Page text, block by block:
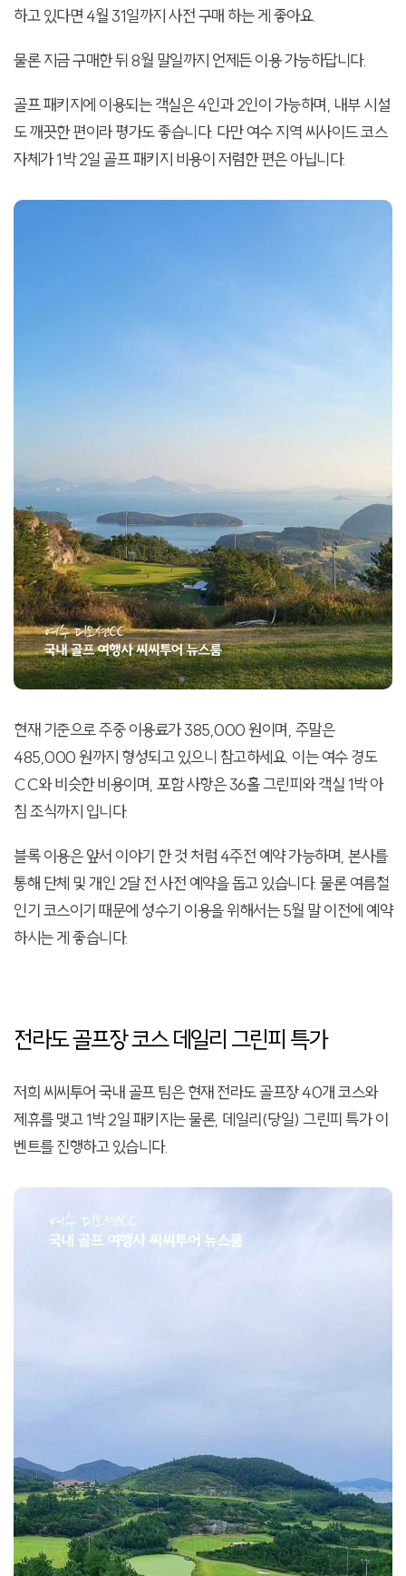
하고 있다면 4월 31일까지 사전 구매 하는 게 좋아요.
물론 지금 구매한 뒤 8월 말일까지 언제든 이용 가능하답니다.
골프 패키지에 이용되는 객실은 4인과 2인이 가능하며, 내부 시설
도 깨끗한 편이라 평가도 좋습니다. 다만 여수 지역 씨사이드 코스
자체가 1박 2일 골프 패키지 비용이 저렴한 편은 아닙니다.
현재 기준으로 주중 이용료가 385,000 원이며, 주말은
485,000 원까지 형성되고 있으니 참고하세요. 이는 여수 경도
CC와 비슷한 비용이며, 포함 사항은 36홀 그린피와 객실 1박 아
침 조식까지 입니다.
블록 이용은 앞서 이야기 한 것 처럼 4주전 예약 가능하며, 본사를
통해 단체 및 개인 2달 전 사전 예약을 돕고 있습니다. 물론 여름철
인기 코스이기 때문에 성수기 이용을 위해서는 5월 말 이전에 예약
하시는 게 좋습니다.
전라도 골프장 코스 데일리 그린피 특가
저희 씨씨투어 국내 골프 팀은 현재 전라도 골프장 40개 코스와
제휴를 맺고 1박 2일 패키지는 물론, 데일리(당일) 그린피 특가 이
벤트를 진행하고 있습니다.